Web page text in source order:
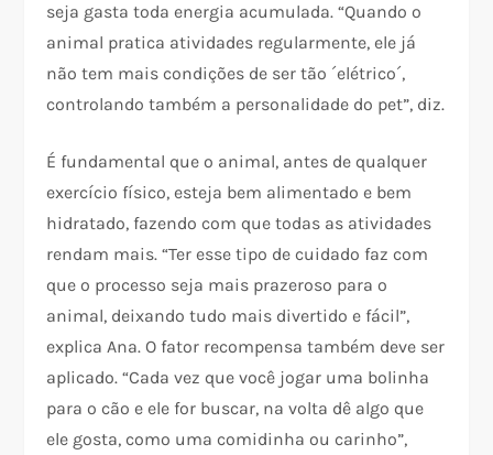
seja gasta toda energia acumulada. “Quando o
animal pratica atividades regularmente, ele já
não tem mais condições de ser tão ´elétrico´,
controlando também a personalidade do pet”, diz.
É fundamental que o animal, antes de qualquer
exercício físico, esteja bem alimentado e bem
hidratado, fazendo com que todas as atividades
rendam mais. “Ter esse tipo de cuidado faz com
que o processo seja mais prazeroso para o
animal, deixando tudo mais divertido e fácil”,
explica Ana. O fator recompensa também deve ser
aplicado. “Cada vez que você jogar uma bolinha
para o cão e ele for buscar, na volta dê algo que
ele gosta, como uma comidinha ou carinho”,